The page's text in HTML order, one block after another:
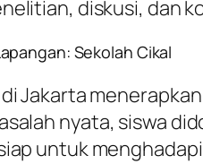
diskusi, dan
Sekolah Cikal
Jakarta
nyata, siswa
untuk